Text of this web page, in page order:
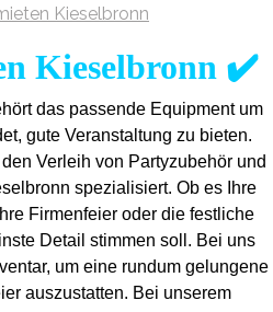
Kieselbronn ✔️
das passende Equipment um
gute Veranstaltung zu bieten.
Verleih von Partyzubehör und
spezialisiert. Ob es Ihre
Firmenfeier oder die festliche
Detail stimmen soll. Bei uns
um eine rundum gelungene
auszustatten. Bei unserem